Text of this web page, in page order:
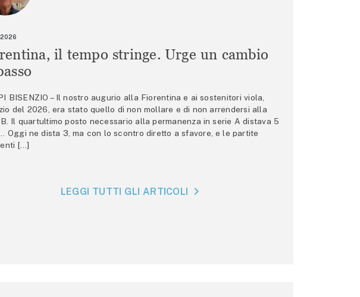
il tempo stringe. Urge un cambio
BISENZIO – Il nostro augurio alla Fiorentina e ai sostenitori viola,
del 2026, era stato quello di non mollare e di non arrendersi alla
Il quartultimo posto necessario alla permanenza in serie A distava 5
Oggi ne dista 3, ma con lo scontro diretto a sfavore, e le partite
[…]
LEGGI TUTTI GLI ARTICOLI